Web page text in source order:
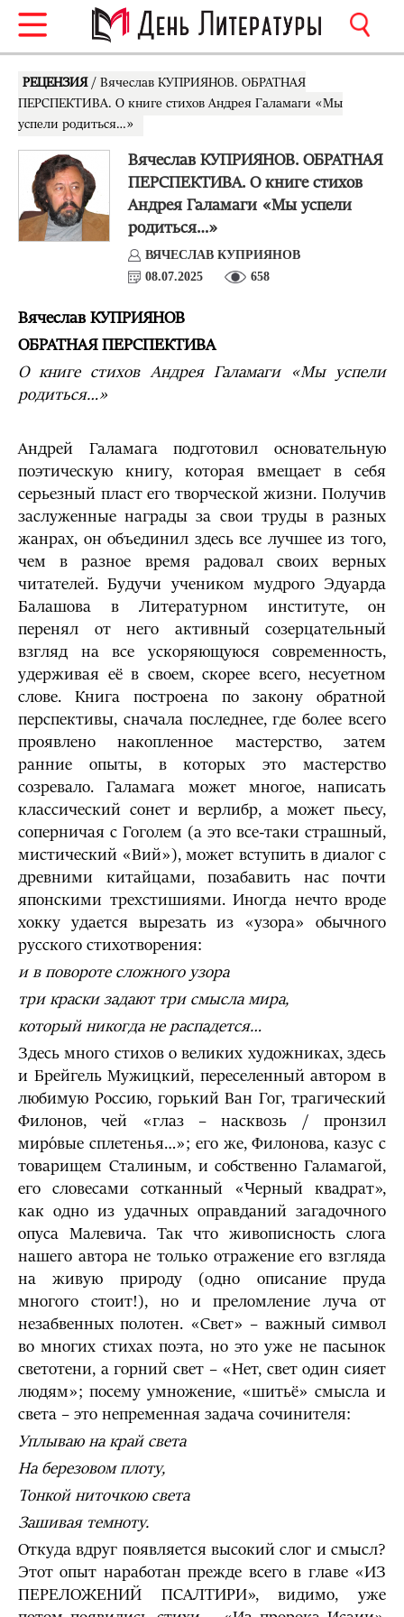
РЕЦЕНЗИЯ / Вячеслав КУПРИЯНОВ. ОБРАТНАЯ
ПЕРСПЕКТИВА. О книге стихов Андрея Галамаги «Мы
успели родиться…»
Вячеслав КУПРИЯНОВ. ОБРАТНАЯ
ПЕРСПЕКТИВА. О книге стихов
Андрея Галамаги «Мы успели
родиться…»
ВЯЧЕСЛАВ КУПРИЯНОВ
08.07.2025
658
Вячеслав КУПРИЯНОВ
ОБРАТНАЯ ПЕРСПЕКТИВА
О книге стихов Андрея Галамаги «Мы успели
родиться…»
Андрей Галамага подготовил основательную
поэтическую книгу, которая вмещает в себя
серьезный пласт его творческой жизни. Получив
заслуженные награды за свои труды в разных
жанрах, он объединил здесь все лучшее из того,
чем в разное время радовал своих верных
читателей. Будучи учеником мудрого Эдуарда
Балашова в Литературном институте, он
перенял от него активный созерцательный
взгляд на все ускоряющуюся современность,
удерживая её в своем, скорее всего, несуетном
слове. Книга построена по закону обратной
перспективы, сначала последнее, где более всего
проявлено накопленное мастерство, затем
ранние опыты, в которых это мастерство
созревало. Галамага может многое, написать
классический сонет и верлибр, а может пьесу,
соперничая с Гоголем (а это все-таки страшный,
мистический «Вий»), может вступить в диалог с
древними китайцами, позабавить нас почти
японскими трехстишиями. Иногда нечто вроде
хокку удается вырезать из «узора» обычного
русского стихотворения:
и в повороте сложного узора
три краски задают три смысла мира,
который никогда не распадется…
Здесь много стихов о великих художниках, здесь
и Брейгель Мужицкий, переселенный автором в
любимую Россию, горький Ван Гог, трагический
Филонов, чей «глаз – насквозь / пронзил
миро́вые сплетенья…»; его же, Филонова, казус с
товарищем Сталиным, и собственно Галамагой,
его словесами сотканный «Черный квадрат»,
как одно из удачных оправданий загадочного
опуса Малевича. Так что живописность слога
нашего автора не только отражение его взгляда
на живую природу (одно описание пруда
многого стоит!), но и преломление луча от
незабвенных полотен. «Свет» – важный символ
во многих стихах поэта, но это уже не пасынок
светотени, а горний свет – «Нет, свет один сияет
людям»; посему умножение, «шитьё» смысла и
света – это непременная задача сочинителя:
Уплываю на край света
На березовом плоту,
Тонкой ниточкою света
Зашивая темноту.
Откуда вдруг появляется высокий слог и смысл?
Этот опыт наработан прежде всего в главе «ИЗ
ПЕРЕЛОЖЕНИЙ ПСАЛТИРИ», видимо, уже